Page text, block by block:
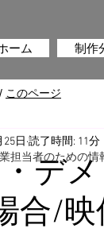
ーム 制作
このページ
デ
合/映
日 読了時間: 11分
担当者のための情